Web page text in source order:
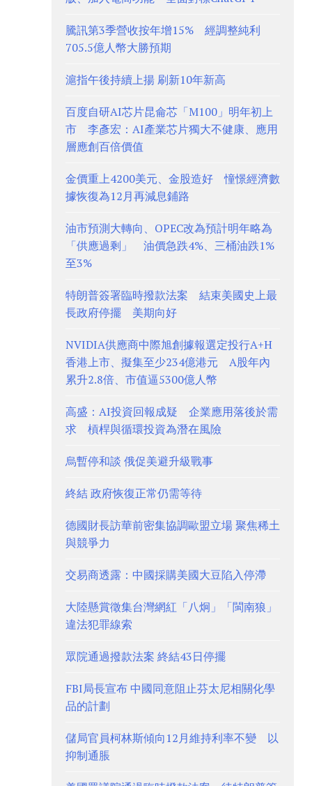
騰訊第3季營收按年增15% 經調整純利
705.5億人幣大勝預期
滬指午後持續上揚 刷新10年新高
百度自研AI芯片昆侖芯「M100」明年初上
市 李彥宏：AI產業芯片獨大不健康、應用
層應創百倍價值
金價重上4200美元、金股造好 憧憬經濟數
據恢復為12月再減息鋪路
油市預測大轉向、OPEC改為預計明年略為
「供應過剩」 油價急跌4%、三桶油跌1%
至3%
特朗普簽署臨時撥款法案 結束美國史上最
長政府停擺 美期向好
NVIDIA供應商中際旭創據報選定投行A+H
香港上市、擬集至少234億港元 A股年內
累升2.8倍、市值逼5300億人幣
高盛：AI投資回報成疑 企業應用落後於需
求 槓桿與循環投資為潛在風險
烏暫停和談 俄促美避升級戰事
終結 政府恢復正常仍需等待
德國財長訪華前密集協調歐盟立場 聚焦稀土
與競爭力
交易商透露：中國採購美國大豆陷入停滯
大陸懸賞徵集台灣網紅「八炯」「閩南狼」
違法犯罪線索
眾院通過撥款法案 終結43日停擺
FBI局長宣布 中國同意阻止芬太尼相關化學
品的計劃
儲局官員柯林斯傾向12月維持利率不變 以
抑制通脹